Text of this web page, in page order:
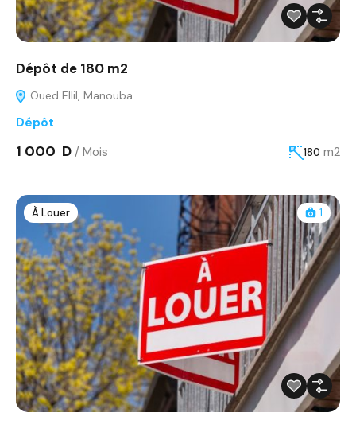
Dépôt de 180 m2
Oued Ellil, Manouba
Dépôt
1 000 D / Mois 180 m2
À Louer 1